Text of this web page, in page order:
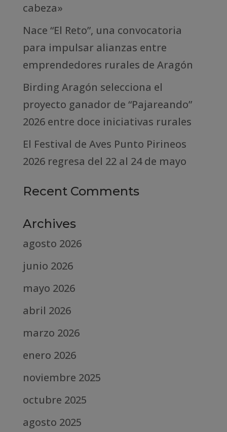
cabeza»
Nace “El Reto”, una convocatoria
para impulsar alianzas entre
emprendedores rurales de Aragón
Birding Aragón selecciona el
proyecto ganador de “Pajareando”
2026 entre doce iniciativas rurales
El Festival de Aves Punto Pirineos
2026 regresa del 22 al 24 de mayo
Recent Comments
Archives
agosto 2026
junio 2026
mayo 2026
abril 2026
marzo 2026
enero 2026
noviembre 2025
octubre 2025
agosto 2025